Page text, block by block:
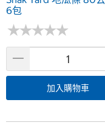
6包
★★★★★
★★★★★
加入購物車